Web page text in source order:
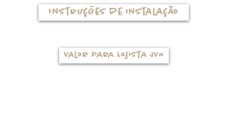
Instruções de instalação
Valor para Lojista JVN